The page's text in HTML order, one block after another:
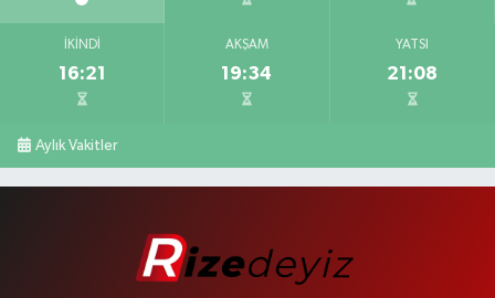
İKINDI
16:21
AKŞAM
19:34
YATSI
21:08
Aylık Vakitler